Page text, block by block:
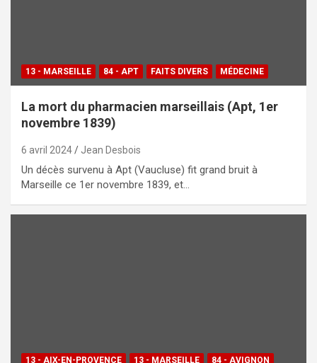
13 - MARSEILLE 84 - APT FAITS DIVERS MÉDECINE
La mort du pharmacien marseillais (Apt, 1er
novembre 1839)
6 avril 2024 Jean Desbois
Un décès survenu à Apt (Vaucluse) fit grand bruit à
Marseille ce 1er novembre 1839, et…
13 - AIX-EN-PROVENCE 13 - MARSEILLE 84 - AVIGNON